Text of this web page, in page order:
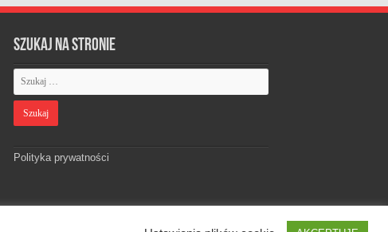
Szukaj na stronie
Polityka prywatności